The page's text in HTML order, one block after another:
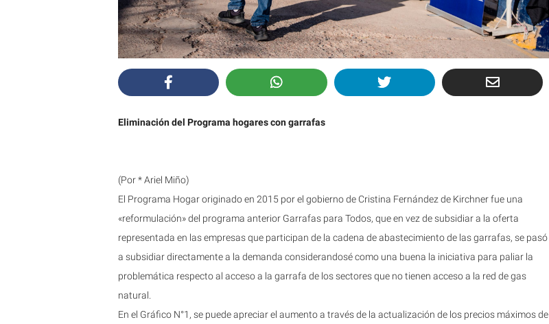
Eliminación del Programa hogares con garrafas
(Por * Ariel Miño)
El Programa Hogar originado en 2015 por el gobierno de Cristina Fernández de Kirchner fue una
«reformulación» del programa anterior Garrafas para Todos, que en vez de subsidiar a la oferta
representada en las empresas que participan de la cadena de abastecimiento de las garrafas, se pasó
a subsidiar directamente a la demanda considerandosé como una buena la iniciativa para paliar la
problemática respecto al acceso a la garrafa de los sectores que no tienen acceso a la red de gas
natural.
En el Gráfico N°1, se puede apreciar el aumento a través de la actualización de los precios máximos de